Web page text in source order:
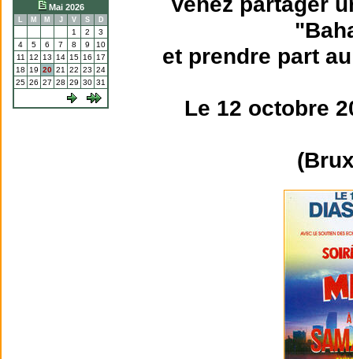
Mai 2026
L M M J V S D
1 2
3
4
5 6 7 8 9
10
11
12 13 14 15 16
17
18
19 20 21 22 23 24
25 26 27 28 29 30 31
et prendre part
Le 12 octobre